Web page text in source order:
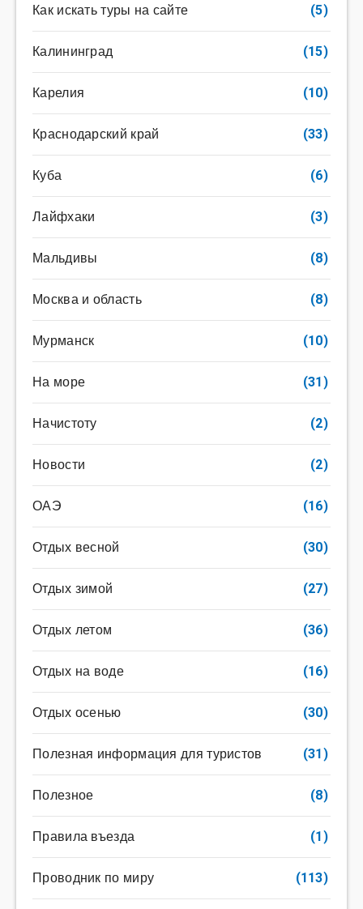
Как искать туры на сайте (5)
Калининград (15)
Карелия (10)
Краснодарский край (33)
Куба (6)
Лайфхаки (3)
Мальдивы (8)
Москва и область (8)
Мурманск (10)
На море (31)
Начистоту (2)
Новости (2)
ОАЭ (16)
Отдых весной (30)
Отдых зимой (27)
Отдых летом (36)
Отдых на воде (16)
Отдых осенью (30)
Полезная информация для туристов (31)
Полезное (8)
Правила въезда (1)
Проводник по миру (113)